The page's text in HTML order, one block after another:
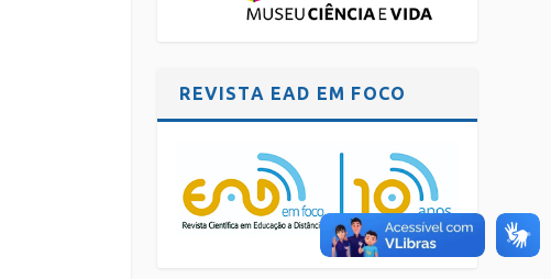
REVISTA EAD EM FOCO